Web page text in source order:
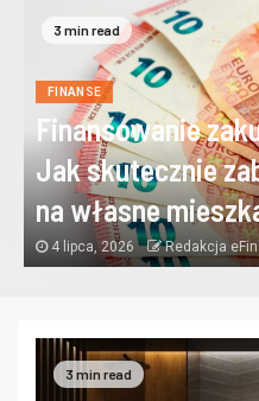
3 min read
FINANSE
Finansowanie
Jak skutecznie
na własne
4 lipca, 2026 Redakcja
3 min read